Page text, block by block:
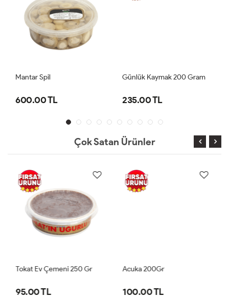
Mantar Spil
600.00 TL
Günlük Kaymak 200 Gram
235.00 TL
Çok Satan Ürünler
Tokat Ev Çemeni 250 Gr
95.00 TL
Acuka 200Gr
100.00 TL